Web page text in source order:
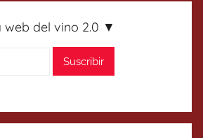
web del vino 2.0 ▼